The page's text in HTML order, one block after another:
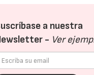
a nuestra
- Ver